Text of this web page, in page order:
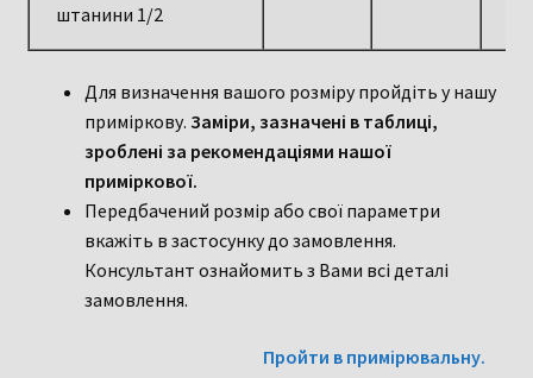
штанини 1/2
Для визначення вашого розміру пройдіть у нашу
приміркову. Заміри, зазначені в таблиці,
зроблені за рекомендаціями нашої
приміркової.
Передбачений розмір або свої параметри
вкажіть в застосунку до замовлення.
Консультант ознайомить з Вами всі деталі
замовлення.
Пройти в примірювальну.